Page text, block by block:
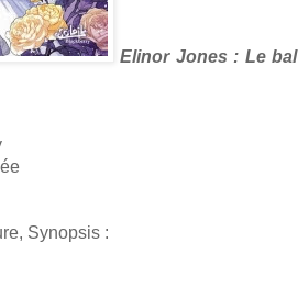
Elinor Jones : Le bal
Synopsis :